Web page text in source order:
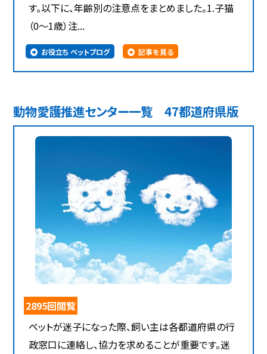
す。以下に、年齢別の注意点をまとめました。1.子猫
（0～1歳）注...
お役立ち ペットブログ 記事を見る
動物愛護推進センター一覧 47都道府県版
2895回閲覧
ペットが迷子になった際、飼い主は各都道府県の行
政窓口に連絡し、協力を求めることが重要です。迷